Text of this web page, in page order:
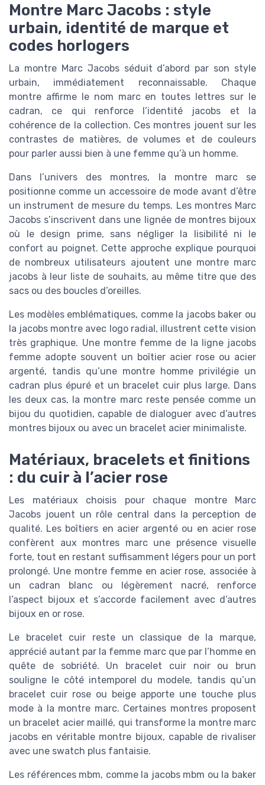
Montre Marc Jacobs : style
urbain, identité de marque et
codes horlogers
La montre Marc Jacobs séduit d’abord par son style
urbain, immédiatement reconnaissable. Chaque
montre affirme le nom marc en toutes lettres sur le
cadran, ce qui renforce l’identité jacobs et la
cohérence de la collection. Ces montres jouent sur les
contrastes de matières, de volumes et de couleurs
pour parler aussi bien à une femme qu’à un homme.
Dans l’univers des montres, la montre marc se
positionne comme un accessoire de mode avant d’être
un instrument de mesure du temps. Les montres Marc
Jacobs s’inscrivent dans une lignée de montres bijoux
où le design prime, sans négliger la lisibilité ni le
confort au poignet. Cette approche explique pourquoi
de nombreux utilisateurs ajoutent une montre marc
jacobs à leur liste de souhaits, au même titre que des
sacs ou des boucles d’oreilles.
Les modèles emblématiques, comme la jacobs baker ou
la jacobs montre avec logo radial, illustrent cette vision
très graphique. Une montre femme de la ligne jacobs
femme adopte souvent un boîtier acier rose ou acier
argenté, tandis qu’une montre homme privilégie un
cadran plus épuré et un bracelet cuir plus large. Dans
les deux cas, la montre marc reste pensée comme un
bijou du quotidien, capable de dialoguer avec d’autres
montres bijoux ou avec un bracelet acier minimaliste.
Matériaux, bracelets et finitions
: du cuir à l’acier rose
Les matériaux choisis pour chaque montre Marc
Jacobs jouent un rôle central dans la perception de
qualité. Les boîtiers en acier argenté ou en acier rose
confèrent aux montres marc une présence visuelle
forte, tout en restant suffisamment légers pour un port
prolongé. Une montre femme en acier rose, associée à
un cadran blanc ou légèrement nacré, renforce
l’aspect bijoux et s’accorde facilement avec d’autres
bijoux en or rose.
Le bracelet cuir reste un classique de la marque,
apprécié autant par la femme marc que par l’homme en
quête de sobriété. Un bracelet cuir noir ou brun
souligne le côté intemporel du modele, tandis qu’un
bracelet cuir rose ou beige apporte une touche plus
mode à la montre marc. Certaines montres proposent
un bracelet acier maillé, qui transforme la montre marc
jacobs en véritable montre bijoux, capable de rivaliser
avec une swatch plus fantaisie.
Les références mbm, comme la jacobs mbm ou la baker